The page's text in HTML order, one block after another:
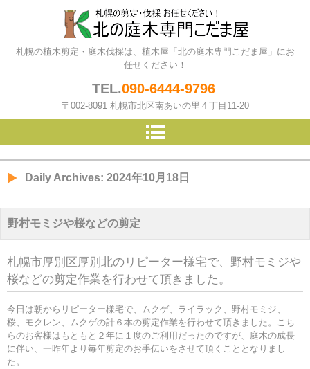
北の庭木専門こだま屋（札幌の
札幌の植木剪定・庭木伐採は、植木屋「北の庭木専門こだま屋」にお
任せください！
TEL.090-6444-9796
〒002-8091 札幌市北区南あいの里４丁目11-20
Daily Archives: 2024年10月18日
野村モミジや桜などの剪定
札幌市厚別区厚別北のリピーター様宅で、野村モミジや
桜などの剪定作業を行わせて頂きました。
今日は朝からリピーター様宅で、ムクゲ、ライラック、野村モミジ、
桜、モクレン、ムクゲの計６本の剪定作業を行わせて頂きました。こち
らのお客様はもともと２年に１度のご利用だったのですが、庭木の成長
に伴い、一昨年より毎年剪定のお手伝いをさせて頂くこととなりまし
た。